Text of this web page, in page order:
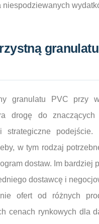
granulatu PVC przy
drogę do
strategiczne
w tym rodzaj
dostaw. Im bardziej
dostawcę i
ofert od różnych
cenach rynkowych dla